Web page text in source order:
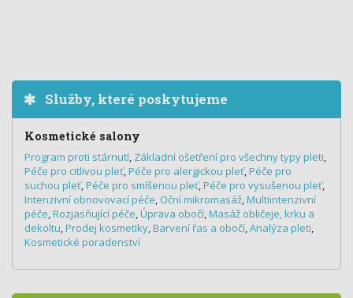
Služby, které poskytujeme
Kosmetické salony
Program proti stárnutí, Základní ošetření pro všechny typy pleti,
Péče pro citlivou pleť,Péče pro alergickou pleť,Péče pro
suchou pleť,Péče pro smíšenou pleť,Péče pro vysušenou pleť,
Intenzivní obnovovací péče, Oční mikromasáž,Multiintenzivní
péče,Rozjasňující péče,Úprava obočí,Masáž obličeje, krku a
dekoltu,Prodej kosmetiky,Barvení řas a obočí,Analýza pleti,
Kosmetické poradenství